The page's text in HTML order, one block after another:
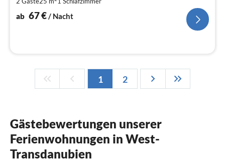
ab 67€/ Nacht
1 2
Gästebewertungen unserer
Ferienwohnungen in West-
Transdanubien